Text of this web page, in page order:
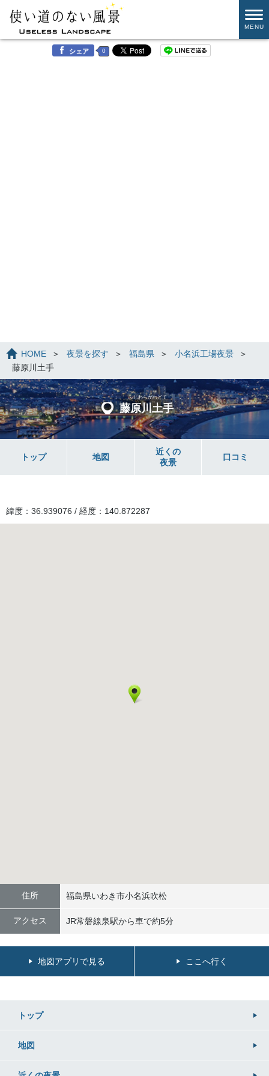
MENU
シェア 0
HOME 夜景を探す 福島県
小名浜工場夜景
藤原川土手
藤原川土手
ふじわらがわどて
トップ 地図
近くの
夜景
口コミ
緯度：36.939076 / 経度：140.872287
住所 福島県いわき市小名浜吹松
アクセス JR常磐線泉駅から車で約5分
地図アプリで見る ここへ行く
トップ
地図